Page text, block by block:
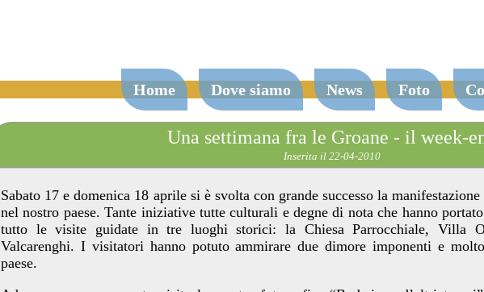
Home Dove siamo News Foto
Una settimana fra le Groane - il week-
Inserita il 22-04-2010
Sabato 17 e domenica 18 aprile si è svolta con grande successo la
nel nostro paese. Tante iniziative tutte culturali e degne di nota che hanno
tutto le visite guidate in tre luoghi storici: la Chiesa Parrocchiale, Villa
Valcarenghi. I visitatori hanno potuto ammirare due dimore imponenti e
paese.